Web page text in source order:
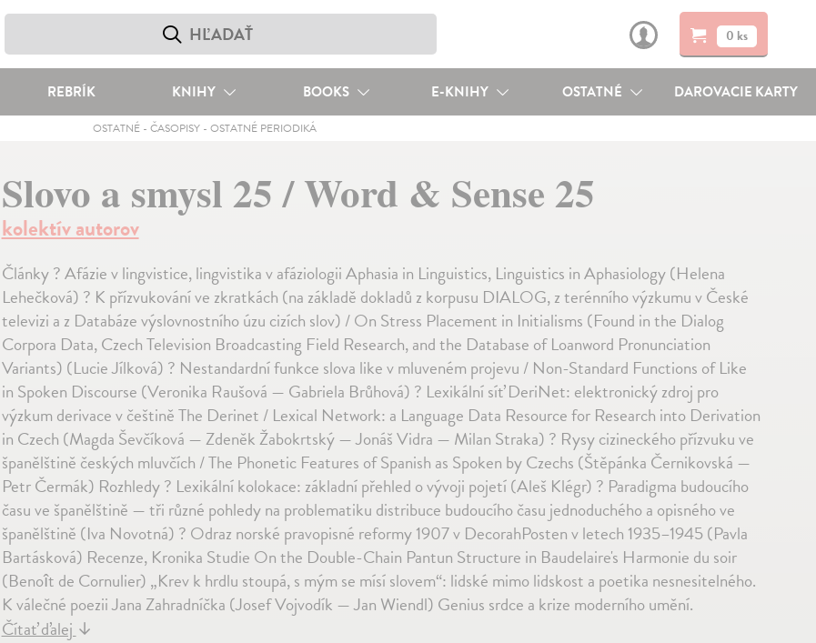
0 ks
REBRÍK KNIHY BOOKS E-KNIHY OSTATNÉ DAROVACIE KARTY
OSTATNÉ- ČASOPISY- OSTATNÉ PERIODIKÁ
Slovo a smysl 25 / Word & Sense 25
kolektív autorov
Články ? Afázie v lingvistice, lingvistika v afáziologii Aphasia in Linguistics, Linguistics in Aphasiology (Helena
Lehečková) ? K přízvukování ve zkratkách (na základě dokladů z korpusu DIALOG, z terénního výzkumu v České
televizi a z Databáze výslovnostního úzu cizích slov) / On Stress Placement in Initialisms (Found in the Dialog
Corpora Data, Czech Television Broadcasting Field Research, and the Database of Loanword Pronunciation
Variants) (Lucie Jílková) ? Nestandardní funkce slova like v mluveném projevu / Non-Standard Functions of Like
in Spoken Discourse (Veronika Raušová — Gabriela Brůhová) ? Lexikální síť DeriNet: elektronický zdroj pro
výzkum derivace v češtině The Derinet / Lexical Network: a Language Data Resource for Research into Derivation
in Czech (Magda Ševčíková — Zdeněk Žabokrtský — Jonáš Vidra — Milan Straka) ? Rysy cizineckého přízvuku ve
španělštině českých mluvčích / The Phonetic Features of Spanish as Spoken by Czechs (Štěpánka Černikovská —
Petr Čermák) Rozhledy ? Lexikální kolokace: základní přehled o vývoji pojetí (Aleš Klégr) ? Paradigma budoucího
času ve španělštině — tři různé pohledy na problematiku distribuce budoucího času jednoduchého a opisného ve
španělštině (Iva Novotná) ? Odraz norské pravopisné reformy 1907 v DecorahPosten v letech 1935–1945 (Pavla
Bartásková) Recenze, Kronika Studie On the Double-Chain Pantun Structure in Baudelaire's Harmonie du soir
(Benoît de Cornulier) „Krev k hrdlu stoupá, s mým se mísí slovem“: lidské mimo lidskost a poetika nesnesitelného.
K válečné poezii Jana Zahradníčka (Josef Vojvodík — Jan Wiendl) Genius srdce a krize moderního umění.
Čítať ďalej↓